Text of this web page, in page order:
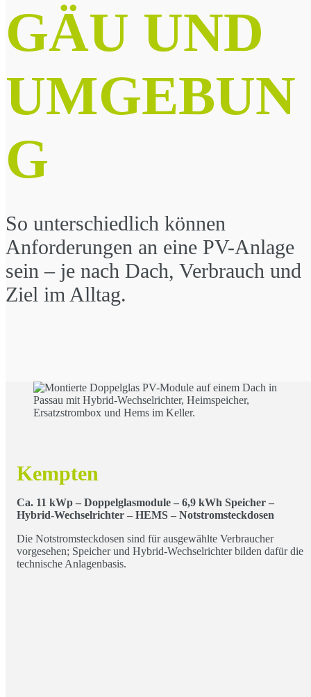
GÄU UND
UMGEBUN
G
So unterschiedlich können
Anforderungen an eine PV-Anlage
sein – je nach Dach, Verbrauch und
Ziel im Alltag.
Kempten
Ca. 11 kWp – Doppelglasmodule – 6,9 kWh Speicher –
Hybrid-Wechselrichter – HEMS – Notstromsteckdosen
Die Notstromsteckdosen sind für ausgewählte Verbraucher
vorgesehen; Speicher und Hybrid-Wechselrichter bilden dafür die
technische Anlagenbasis.